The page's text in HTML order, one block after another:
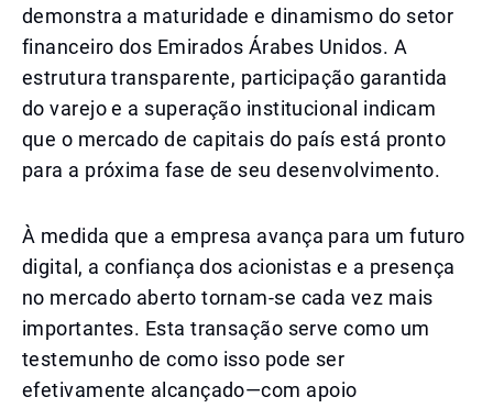
demonstra a maturidade e dinamismo do setor
financeiro dos Emirados Árabes Unidos. A
estrutura transparente, participação garantida
do varejo e a superação institucional indicam
que o mercado de capitais do país está pronto
para a próxima fase de seu desenvolvimento.
À medida que a empresa avança para um futuro
digital, a confiança dos acionistas e a presença
no mercado aberto tornam-se cada vez mais
importantes. Esta transação serve como um
testemunho de como isso pode ser
efetivamente alcançado—com apoio